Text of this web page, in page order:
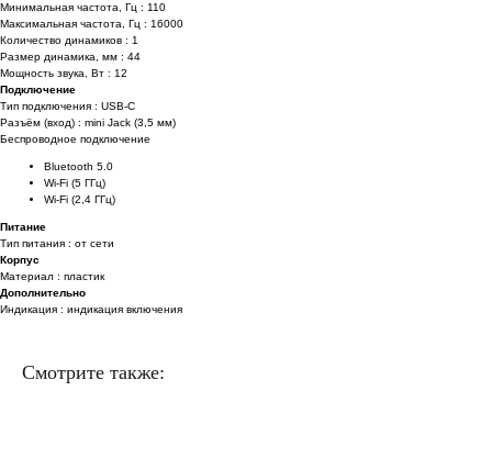
Минимальная частота, Гц : 110
Максимальная частота, Гц : 16000
Количество динамиков : 1
Размер динамика, мм : 44
Мощность звука, Вт : 12
Подключение
Тип подключения : USB-C
Разъём (вход) : mini Jack (3,5 мм)
Беспроводное подключение
Bluetooth 5.0
Wi-Fi (5 ГГц)
Wi-Fi (2,4 ГГц)
Питание
Тип питания : от сети
Корпус
Материал : пластик
Дополнительно
Индикация : индикация включения
Смотрите также: